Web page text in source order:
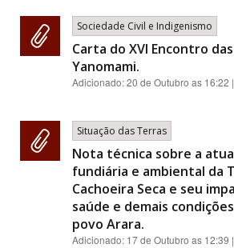
Sociedade Civil e Indigenismo
Carta do XVI Encontro
Yanomami.
Adicionado:20 de Outubro as 16:22
Situação das Terras
Nota técnica sobre a
fundiária e ambiental da
Cachoeira Seca e seu
saúde e demais
povo Arara.
Adicionado: 17 de Outubro as 12:39